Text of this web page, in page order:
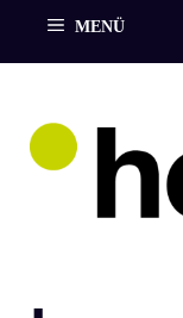
MENÜ